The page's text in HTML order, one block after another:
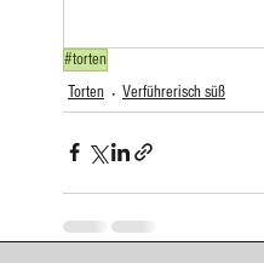
Cupcakes, Muffins Dessert
Feigen
#torten
Torten
Verführerisch süß